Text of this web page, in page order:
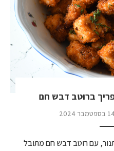
פריך ברוטב דבש חם
2024
עם רוטב דבש חם מתובל